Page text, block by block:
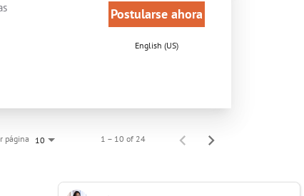
Postularse ahora
English (US)
página 10 1 – 10 of 24